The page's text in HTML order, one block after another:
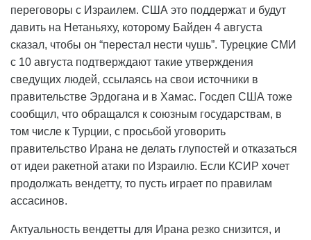
переговоры с Израилем. США это поддержат и будут
давить на Нетаньяху, которому Байден 4 августа
сказал, чтобы он “перестал нести чушь”. Турецкие СМИ
с 10 августа подтверждают такие утверждения
сведущих людей, ссылаясь на свои источники в
правительстве Эрдогана и в Хамас. Госдеп США тоже
сообщил, что обращался к союзным государствам, в
том числе к Турции, с просьбой уговорить
правительство Ирана не делать глупостей и отказаться
от идеи ракетной атаки по Израилю. Если КСИР хочет
продолжать вендетту, то пусть играет по правилам
ассасинов.
Актуальность вендетты для Ирана резко снизится, и